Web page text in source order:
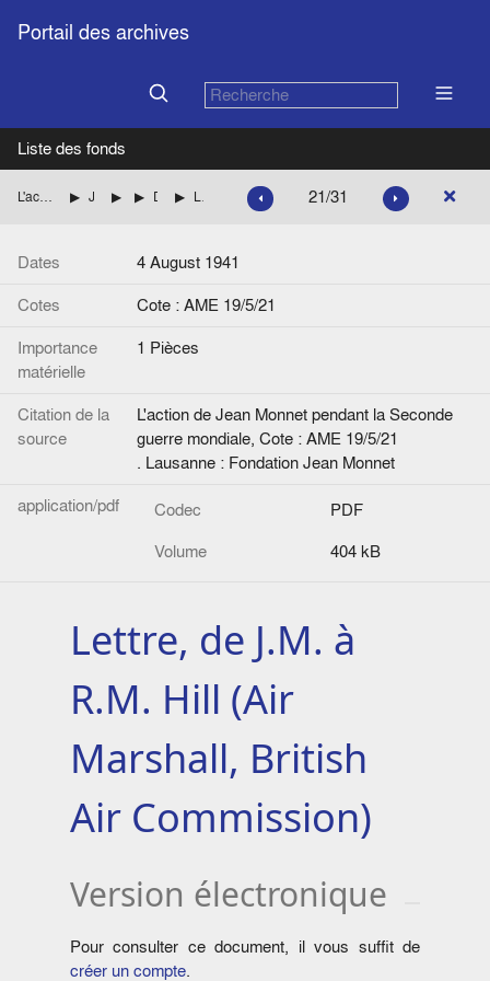
Portail des archives
Liste des fonds
L'action de Jean Monnet pendant la Seconde guerre mondiale Dossiers personnels
Dossier René Planiol, concernant le Supercharger Lettre, de J.M. à R.M. Hill (Air Marshall, British Air Commission) 21/31
Dates
4 August 1941
Cotes
Cote : AME 19/5/21
Importance
matérielle
1 Pièces
Citation de la
source
L'action de Jean Monnet pendant la Seconde
guerre mondiale, Cote : AME 19/5/21
. Lausanne : Fondation Jean Monnet
application/pdf
Codec
PDF
Volume
404 kB
Lettre, de J.M. à
R.M. Hill (Air
Marshall, British
Air Commission)
Version électronique
Pour consulter ce document, il vous suffit de
créer un compte.